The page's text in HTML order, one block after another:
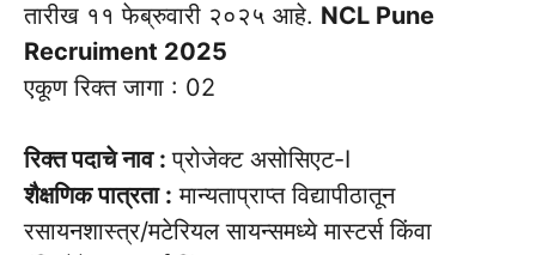
तारीख ११ फेब्रुवारी २०२५ आहे. NCL Pune
Recruiment 2025
एकूण रिक्त जागा : 02
रिक्त पदाचे नाव :प्रोजेक्ट असोसिएट-I
शैक्षणिक पात्रता : मान्यताप्राप्त विद्यापीठातून
रसायनशास्त्र/मटेरियल सायन्समध्ये मास्टर्स किंवा